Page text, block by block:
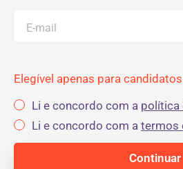
E-mail
Elegível apenas para
Li e concordo com a política
Li e concordo com a termos